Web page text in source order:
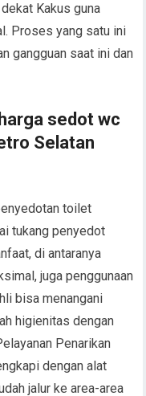
Kakus guna
Proses yang satu ini
gangguan saat ini dan
sedot wc
Selatan
toilet
tukang penyedot
di antaranya
juga penggunaan
bisa menangani
higienitas dengan
Penarikan
dengan alat
jalur ke area-area